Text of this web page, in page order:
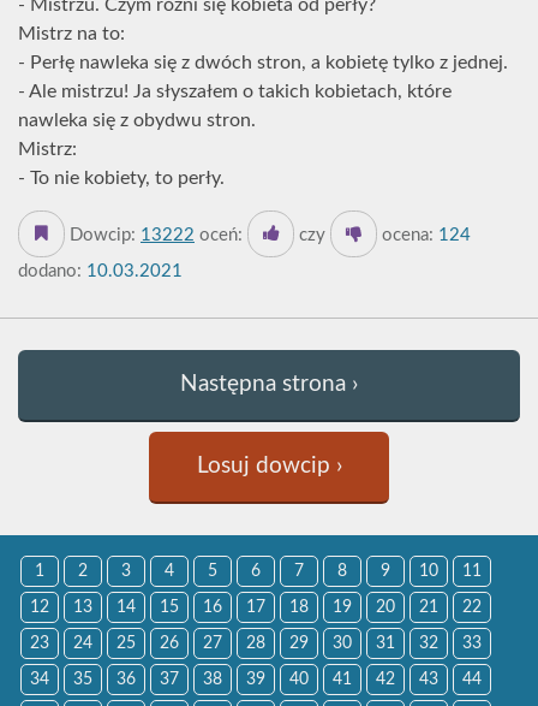
- Mistrzu. Czym różni się kobieta od perły?
Mistrz na to:
- Perłę nawleka się z dwóch stron, a kobietę tylko z jednej.
- Ale mistrzu! Ja słyszałem o takich kobietach, które
nawleka się z obydwu stron.
Mistrz:
- To nie kobiety, to perły.
Dowcip: 13222 oceń: czy ocena: 124
dodano: 10.03.2021
Następna strona ›
Losuj dowcip ›
1 2 3 4 5 6 7 8 9 10 11
12 13 14 15 16 17 18 19 20 21 22
23 24 25 26 27 28 29 30 31 32 33
34 35 36 37 38 39 40 41 42 43 44